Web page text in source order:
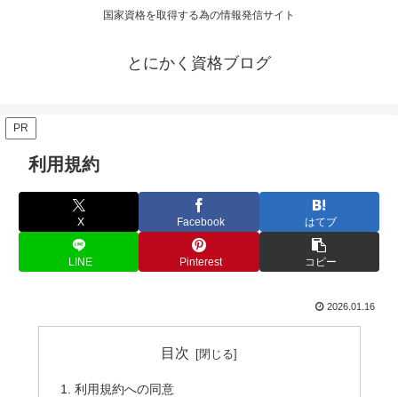
国家資格を取得する為の情報発信サイト
とにかく資格ブログ
PR
利用規約
X Facebook はてブ
LINE Pinterest コピー
2026.01.16
目次
利用規約への同意